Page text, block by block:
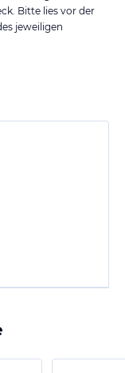
Bitte lies vor der
jeweiligen